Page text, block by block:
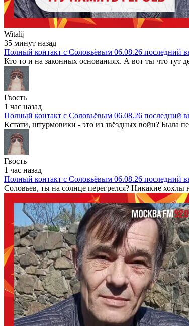
Witalij
35 минут назад
Полный контакт с Соловьёвым 06.08.26 последний
Кто то и на законных основаниях. А вот ты что тут
Гвость
1 час назад
Полный контакт с Соловьёвым 06.08.26 последний
Кстати, штурмовики - это из звёздных войн? Была
Гвость
1 час назад
Полный контакт с Соловьёвым 06.08.26 последний
Соловьев, ты на солнце перегрелся? Никакие